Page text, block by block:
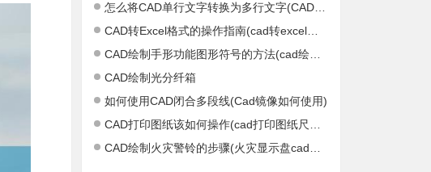
怎么将CAD单行文字转换为多行文字(CAD单行文字怎么结束)
CAD转Excel格式的操作指南(cad转excel软件)
CAD绘制手形功能图形符号的方法(cad绘制距形)
CAD绘制光分纤箱
如何使用CAD闭合多段线(Cad镜像如何使用)
CAD打印图纸该如何操作(cad打印图纸尺寸设置)
CAD绘制火灾警铃的步骤(火灾显示盘cad图标)